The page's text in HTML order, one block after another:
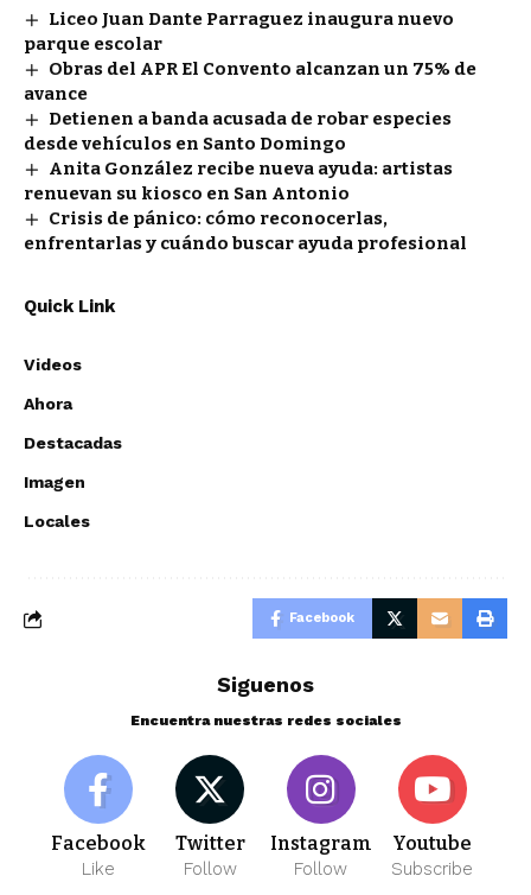
Liceo Juan Dante Parraguez inaugura nuevo
parque escolar
Obras del APR El Convento alcanzan un 75% de
avance
Detienen a banda acusada de robar especies
desde vehículos en Santo Domingo
Anita González recibe nueva ayuda: artistas
renuevan su kiosco en San Antonio
Crisis de pánico: cómo reconocerlas,
enfrentarlas y cuándo buscar ayuda profesional
Quick Link
Videos
Ahora
Destacadas
Imagen
Locales
Facebook
Siguenos
Encuentra nuestras redes sociales
Facebook
Like
Twitter
Follow
Instagram
Follow
Youtube
Subscribe